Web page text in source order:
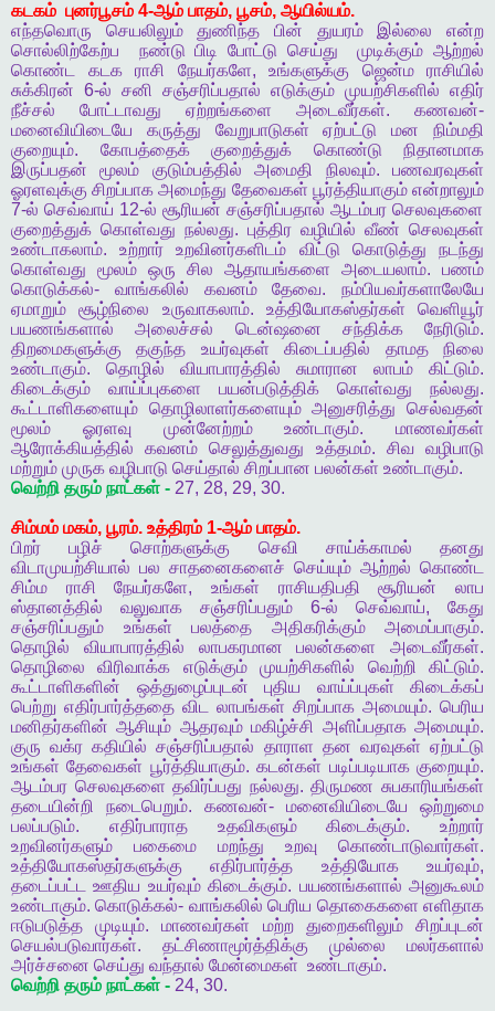
கடகம் புனர்பூசம் 4-ஆம் பாதம், பூசம், ஆயில்யம்.
எந்தவொரு
செயலிலும் துணிந்த பின் துயரம் இல்லை
என்ற
சொல்லிற்கேற்ப
நண்டு பிடி போட்டு செய்து முடிக்கும் ஆற்றல்
கொண்ட
கடக ராசி நேயர்களே, உங்களுக்கு ஜென்ம
ராசியில்
சுக்கிரன் 6-ல் சனி சஞ்சரிப்பதால் எடுக்கும் முயற்சிகளில் எதிர்
நீச்சல்
போட்டாவது ஏற்றங்களை அடைவீர்கள். கணவன்-
மனைவியிடையே
கருத்து வேறுபாடுகள் ஏற்பட்டு மன
நிம்மதி
குறையும். கோபத்தைக் குறைத்துக் கொண்டு
நிதானமாக
இருப்பதன்
மூலம் குடும்பத்தில் அமைதி நிலவும்.பணவரவுகள்
ஓரளவுக்கு சிறப்பாக அமைந்து தேவைகள் பூர்த்தியாகும் என்றாலும்
7-ல் செவ்வாய் 12-ல் சூரியன் சஞ்சரிப்பதால் ஆடம்பர செலவுகளை
குறைத்துக் கொள்வது நல்லது. புத்திர வழியில் வீண் செலவுகள்
உண்டாகலாம்.உற்றார் உறவினர்களிடம் விட்டு கொடுத்து
நடந்து
கொள்வது
மூலம் ஒரு சில ஆதாயங்களை அடையலாம். பணம்
கொடுக்கல்- வாங்கலில் கவனம் தேவை. நம்பியவர்களாலேயே
ஏமாறும்
சூழ்நிலை உருவாகலாம். உத்தியோகஸ்தர்கள்
வெளியூர்
பயணங்களால்
அலைச்சல் டென்ஷனை சந்திக்க நேரிடும்.
திறமைகளுக்கு
தகுந்த உயர்வுகள் கிடைப்பதில் தாமத
நிலை
உண்டாகும். தொழில் வியாபாரத்தில் சுமாரான லாபம் கிட்டும்.
கிடைக்கும்
வாய்ப்புகளை பயன்படுத்திக் கொள்வது நல்லது.
கூட்டாளிகளையும் தொழிலாளர்களையும் அனுசரித்து
செல்வதன்
மூலம்
ஓரளவு முன்னேற்றம் உண்டாகும். மாணவர்கள்
ஆரோக்கியத்தில்
கவனம் செலுத்துவது உத்தமம். சிவ
வழிபாடு
மற்றும் முருக வழிபாடு செய்தால் சிறப்பான பலன்கள் உண்டாகும்.
வெற்றி தரும் நாட்கள் - 27, 28, 29, 30.
சிம்மம் மகம், பூரம். உத்திரம் 1-ஆம் பாதம்.
பிறர்
பழிச் சொற்களுக்கு செவி சாய்க்காமல்
தனது
விடாமுயற்சியால் பல சாதனைகளைச் செய்யும் ஆற்றல் கொண்ட
சிம்ம
ராசி நேயர்களே,உங்கள் ராசியதிபதி சூரியன்
லாப
ஸ்தானத்தில்
வலுவாக சஞ்சரிப்பதும் 6-ல் செவ்வாய், கேது
சஞ்சரிப்பதும்
உங்கள் பலத்தை அதிகரிக்கும் அமைப்பாகும்.
தொழில்
வியாபாரத்தில் லாபகரமான பலன்களை அடைவீர்கள்.
தொழிலை
விரிவாக்க எடுக்கும் முயற்சிகளில் வெற்றி கிட்டும்.
கூட்டாளிகளின்
ஒத்துழைப்புடன் புதிய வாய்ப்புகள்
கிடைக்கப்
பெற்று எதிர்பார்த்ததை விட லாபங்கள் சிறப்பாக அமையும். பெரிய
மனிதர்களின் ஆசியும் ஆதரவும் மகிழ்ச்சி அளிப்பதாக அமையும்.
குரு வக்ர கதியில் சஞ்சரிப்பதால் தாராள தன வரவுகள் ஏற்பட்டு
உங்கள் தேவைகள் பூர்த்தியாகும்.கடன்கள் படிப்படியாக குறையும்.
ஆடம்பர செலவுகளை தவிர்ப்பது நல்லது.திருமண சுபகாரியங்கள்
தடையின்றி
நடைபெறும். கணவன்- மனைவியிடையே
ஒற்றுமை
பலப்படும். எதிர்பாராத உதவிகளும் கிடைக்கும். உற்றார்
உறவினர்களும்
பகைமை மறந்து உறவு கொண்டாடுவார்கள்.
உத்தியோகஸ்தர்களுக்கு
எதிர்பார்த்த உத்தியோக உயர்வும்,
தடைப்பட்ட
ஊதிய உயர்வும் கிடைக்கும். பயணங்களால் அனுகூலம்
உண்டாகும்.கொடுக்கல்- வாங்கலில் பெரிய தொகைகளை எளிதாக
ஈடுபடுத்த
முடியும்.மாணவர்கள் மற்ற துறைகளிலும்
சிறப்புடன்
செயல்படுவார்கள். தட்சிணாமூர்த்திக்கு முல்லை
மலர்களால்
அர்ச்சனை செய்து வந்தால் மேன்மைகள் உண்டாகும்.
வெற்றி தரும் நாட்கள் - 24, 30.